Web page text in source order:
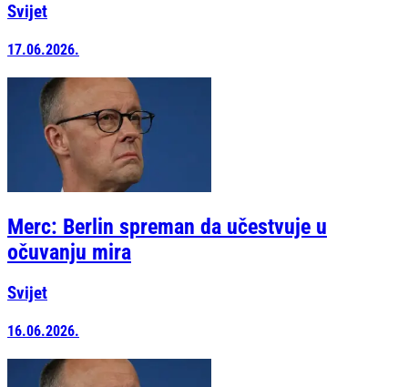
Svijet
17.06.2026.
Merc: Berlin spreman da učestvuje u
očuvanju mira
Svijet
16.06.2026.